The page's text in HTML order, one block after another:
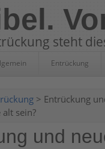
steht
Entrückung
> Entrückung
sein?
und